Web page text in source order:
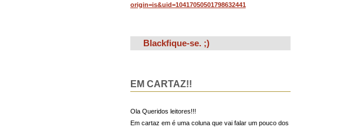
origin=is&uid=10417050501798632441
Blackfique-se. ;)
EM CARTAZ!!
Ola Queridos leitores!!!
Em cartaz em é uma coluna que vai falar um pouco dos